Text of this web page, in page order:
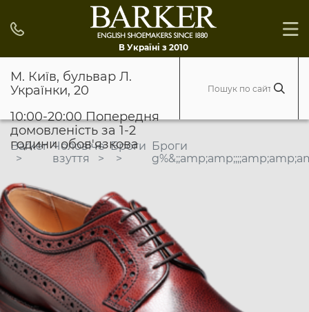
В Україні з 2010
М. Київ, бульвар Л.
Українки, 20
10:00-20:00 Попередня
домовленість за 1-2
години обов'язкова
Barker Чоловіче
взуття
Броги Броги